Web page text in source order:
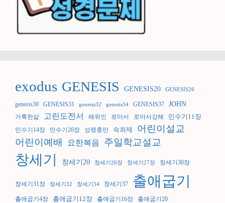
exodus GENESIS GENESIS20 GENESIS26
genesis30 GENESIS31 genesis32 genesis34 GENESIS37 JOHN
거룩한삶 고린도전서 레위인 로마서 로마서강해 민수기11장
민수기14장 민수기20장 성령충만 속죄제
어린이설교
어린이예배
요한복음 주일학교설교
창세기 창세기20 창세기26장 창세기27장 창세기30장
창세기31장 창세기32 창세기34 창세기37 출애굽기
출애굽기4장 출애굽기12장 출애굽기16장 출애굽기20